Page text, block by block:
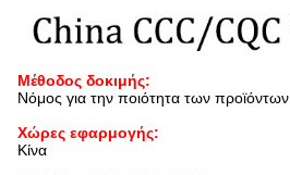
Μέθοδος δοκιμής:
Νόμος για την ποιότητα των προϊόντων
Χώρες εφαρμογής:
Κίνα